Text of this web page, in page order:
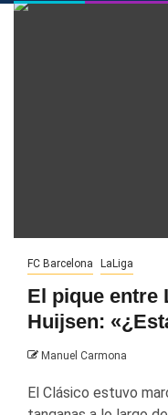
FC Barcelona LaLiga
El pique entre
Huijsen:
Manuel Carmona
El Clásico estuvo